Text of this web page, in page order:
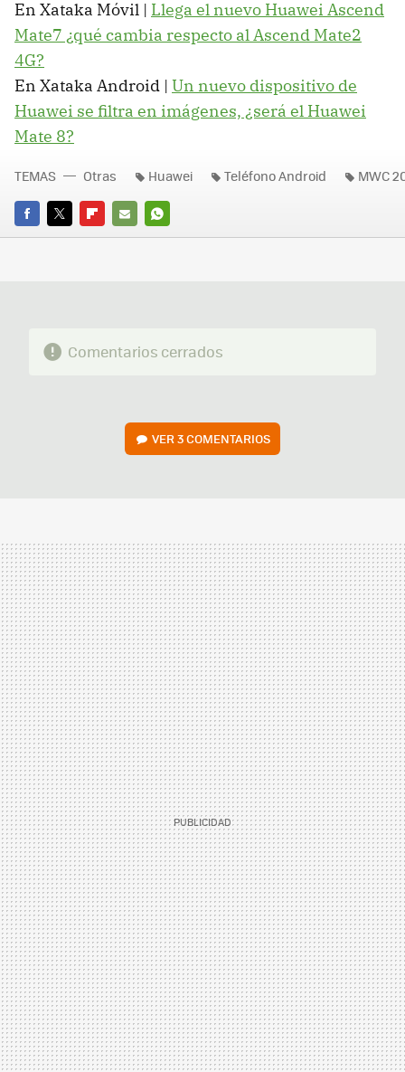
En Xataka Móvil | Llega el nuevo Huawei Ascend
Mate7 ¿qué cambia respecto al Ascend Mate2
4G?
En Xataka Android | Un nuevo dispositivo de
Huawei se filtra en imágenes, ¿será el Huawei
Mate 8?
FACEBOOK
TWITTERFLIPBOARD
E-
WHATSAPP
TEMAS Otras Huawei Teléfono Android MWC
Comentarios cerrados
VER3 COMENTARIOS